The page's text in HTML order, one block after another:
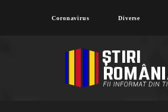
Coronavirus Diverse